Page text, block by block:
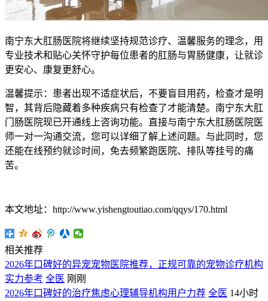
南宁东大肛肠医院将继续坚持规范诊疗、温馨服务的理念，用
专业技术和贴心关怀守护每位患者的肛肠与胃肠健康，让就诊
更安心、康复更舒心。
温馨提示：患者出现不适症状后，不要盲目用药，检查才是明
智，其背后隐藏着多种疾病只有检查了才能清楚。南宁东大肛
门肠医院现已开通线上咨询功能。直接与南宁东大肛肠医院医
师一对一沟通交流，您可以详细了解上述问题。与此同时，您
还能在线预约就诊时间，免去频繁跑医院、排队等挂号的痛
苦。
本文地址：http://www.yishengtoutiao.com/qqys/170.html
相关推荐
2026年口碑好的异宠宠物医院推荐，正规可靠的宠物诊疗机构
实力参考 全医 刚刚
2026年口碑好的治疗焦虑心理辅导机构用户力荐 全医 14小时